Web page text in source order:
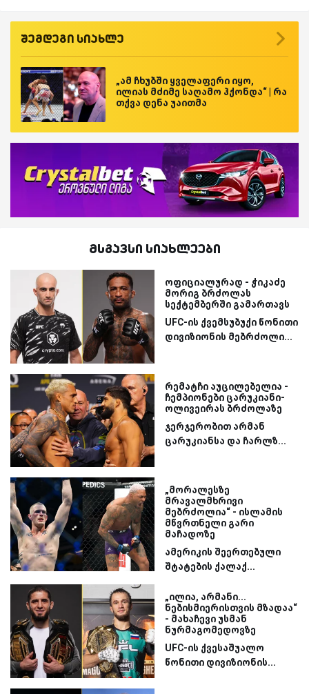
შემდეგი სიახლე
„ამ ჩხუბში ყველაფერი იყო,
ილიას მძიმე საღამო ჰქონდა“ | რა
თქვა დენა უაითმა
მსგავსი სიახლეები
ოფიციალურად - ჭიკაძე
მორიგ ბრძოლას
სექტემბერში გამართავს
UFC-ის ქვემსუბუქი წონითი
დივიზიონის მებრძოლი...
რემატჩი აუცილებელია -
ჩემპიონები ცარუკიანი-
ოლივეირას ბრძოლაზე
ჯერჯერობით არმან
ცარუკიანსა და ჩარლზ...
„მორალესზე
მრავალმხრივი
მებრძოლია“ - ისლამის
მწვრთნელი გარი
მაჩადოზე
ამერიკის შეერთებული
შტატების ქალაქ...
„ილია, არმანი...
ნებისმიერისთვის მზადაა“
- მახაჩევი უსმან
ნურმაგომედოვზე
UFC-ის ქვესაშუალო
წონითი დივიზიონის...